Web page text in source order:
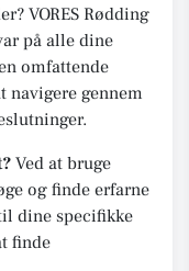
VORES Rødding
på alle dine
omfattende
gennem
Ved at bruge
og finde erfarne
dine specifikke
finde